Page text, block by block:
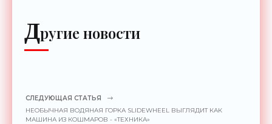
Другие новости
СЛЕДУЮЩАЯ СТАТЬЯ
НЕОБЫЧНАЯ ВОДЯНАЯ ГОРКА SLIDEWHEEL ВЫГЛЯДИТ КАК
МАШИНА ИЗ КОШМАРОВ - «ТЕХНИКА»